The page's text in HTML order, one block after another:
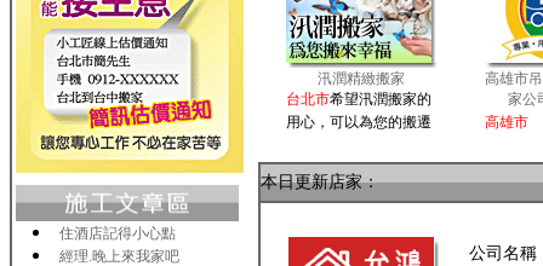
住酒店記得小心點
經理.晚上來我家吧
汛潤精緻搬家
台北市希望汛潤搬家的
用心，可以為您的搬遷
高雄市
家公
高雄市
本日更新店家：
公司名稱